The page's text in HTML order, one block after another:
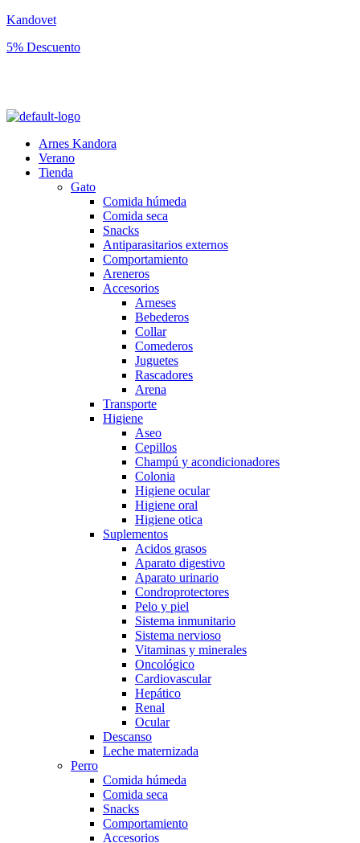
Kandovet
5% Descuento
Arnes Kandora
Verano
Tienda
Gato
Comida húmeda
Comida seca
Snacks
Antiparasitarios externos
Comportamiento
Areneros
Accesorios
Arneses
Bebederos
Collar
Comederos
Juguetes
Rascadores
Arena
Transporte
Higiene
Aseo
Cepillos
Champú y acondicionadores
Colonia
Higiene ocular
Higiene oral
Higiene otica
Suplementos
Acidos grasos
Aparato digestivo
Aparato urinario
Condroprotectores
Pelo y piel
Sistema inmunitario
Sistema nervioso
Vitaminas y minerales
Oncológico
Cardiovascular
Hepático
Renal
Ocular
Descanso
Leche maternizada
Perro
Comida húmeda
Comida seca
Snacks
Comportamiento
Accesorios